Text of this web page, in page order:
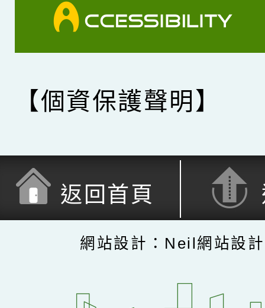
【個資保護聲明】
返回首頁
網站設計：Neil網站設